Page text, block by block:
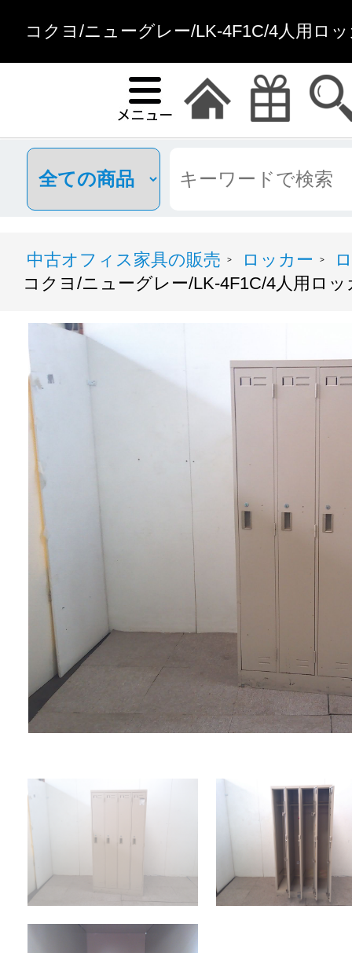
コクヨ/ニューグレー/LK-4F1C/4人用ロ
中古オフィス家具の販売 > ロッカー >
コクヨ/ニューグレー/LK-4F1C/4人用ロッ